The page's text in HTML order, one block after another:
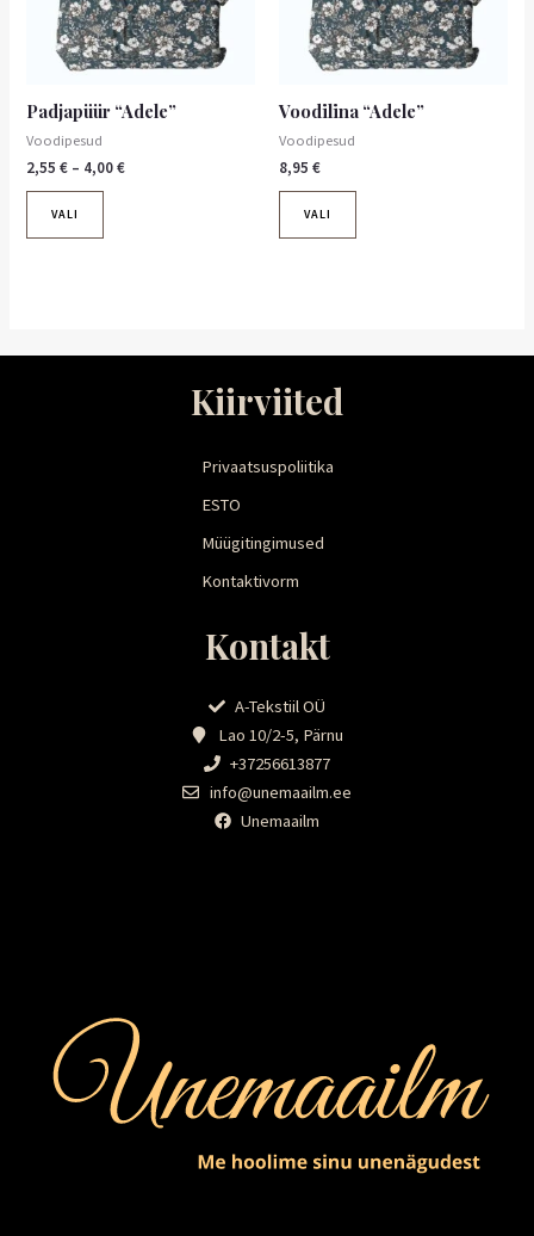
Padjapüür “Adele”
Voodipesud
2,55€ – 4,00€
VALI
Valikuid
saab
teha
tootelehel.
Voodilina “Adele”
Voodipesud
8,95 €
VALI
Valikuid
saab
teha
tootelehel.
Kiirviited
Privaatsuspoliitika
ESTO
Müügitingimused
Kontaktivorm
Kontakt
A-Tekstiil OÜ
Lao 10/2-5, Pärnu
+37256613877
info@unemaailm.ee
Unemaailm